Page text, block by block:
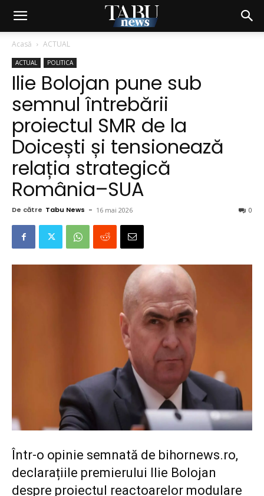
Acasă ACTUAL
ACTUAL POLITICA
Ilie Bolojan pune sub
semnul întrebării
proiectul SMR de la
Doicești și tensionează
relația strategică
România–SUA
De către Tabu News - 16 mai 2026 0
Într-o opinie semnată de bihornews.ro,
declarațiile premierului Ilie Bolojan
despre proiectul reactoarelor modulare